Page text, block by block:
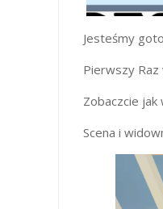
Jesteśmy
Pierwszy
Zobaczcie jak
Scena i